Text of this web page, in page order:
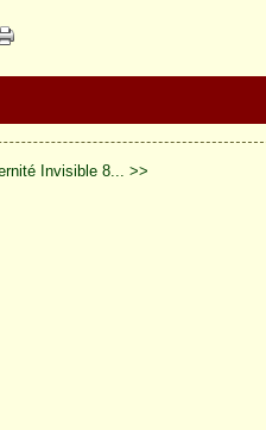
Invisible 8... >>